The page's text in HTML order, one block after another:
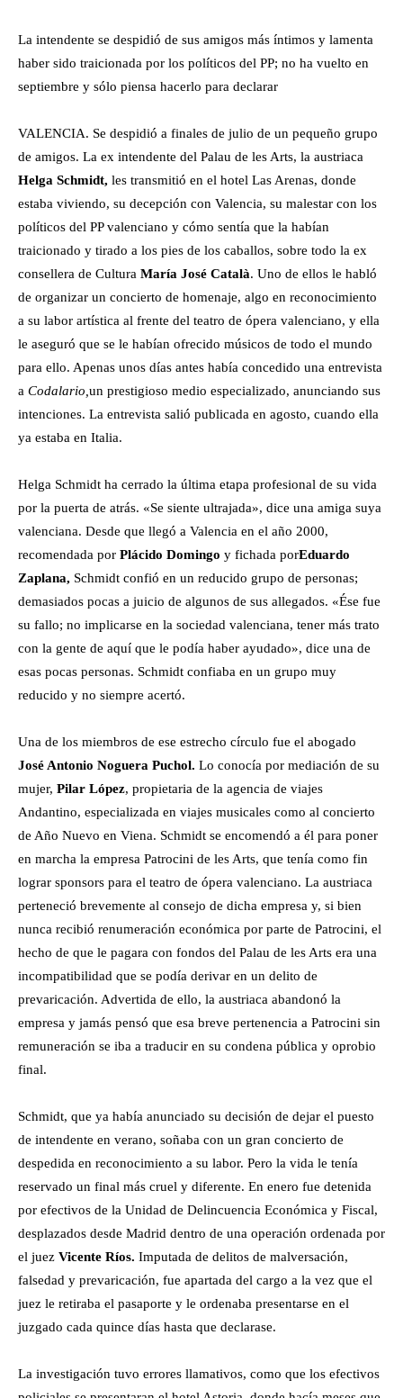
La intendente se despidió de sus amigos más íntimos y lamenta
haber sido traicionada por los políticos del PP; no ha vuelto en
septiembre y sólo piensa hacerlo para declarar
VALENCIA. Se despidió a finales de julio de un pequeño grupo
de amigos. La ex intendente del Palau de les Arts, la austriaca
Helga Schmidt, les transmitió en el hotel Las Arenas, donde
estaba viviendo, su decepción con Valencia, su malestar con los
políticos del PP valenciano y cómo sentía que la habían
traicionado y tirado a los pies de los caballos, sobre todo la ex
consellera de Cultura María José Català. Uno de ellos le habló
de organizar un concierto de homenaje, algo en reconocimiento
a su labor artística al frente del teatro de ópera valenciano, y ella
le aseguró que se le habían ofrecido músicos de todo el mundo
para ello. Apenas unos días antes había concedido una entrevista
a Codalario, un prestigioso medio especializado, anunciando sus
intenciones. La entrevista salió publicada en agosto, cuando ella
ya estaba en Italia.
Helga Schmidt ha cerrado la última etapa profesional de su vida
por la puerta de atrás. «Se siente ultrajada», dice una amiga suya
valenciana. Desde que llegó a Valencia en el año 2000,
recomendada por Plácido Domingo y fichada porEduardo
Zaplana, Schmidt confió en un reducido grupo de personas;
demasiados pocas a juicio de algunos de sus allegados. «Ése fue
su fallo; no implicarse en la sociedad valenciana, tener más trato
con la gente de aquí que le podía haber ayudado», dice una de
esas pocas personas. Schmidt confiaba en un grupo muy
reducido y no siempre acertó.
Una de los miembros de ese estrecho círculo fue el abogado
José Antonio Noguera Puchol. Lo conocía por mediación de su
mujer, Pilar López, propietaria de la agencia de viajes
Andantino, especializada en viajes musicales como al concierto
de Año Nuevo en Viena. Schmidt se encomendó a él para poner
en marcha la empresa Patrocini de les Arts, que tenía como fin
lograr sponsors para el teatro de ópera valenciano. La austriaca
perteneció brevemente al consejo de dicha empresa y, si bien
nunca recibió renumeración económica por parte de Patrocini, el
hecho de que le pagara con fondos del Palau de les Arts era una
incompatibilidad que se podía derivar en un delito de
prevaricación. Advertida de ello, la austriaca abandonó la
empresa y jamás pensó que esa breve pertenencia a Patrocini sin
remuneración se iba a traducir en su condena pública y oprobio
final.
Schmidt, que ya había anunciado su decisión de dejar el puesto
de intendente en verano, soñaba con un gran concierto de
despedida en reconocimiento a su labor. Pero la vida le tenía
reservado un final más cruel y diferente. En enero fue detenida
por efectivos de la Unidad de Delincuencia Económica y Fiscal,
desplazados desde Madrid dentro de una operación ordenada por
el juez Vicente Ríos. Imputada de delitos de malversación,
falsedad y prevaricación, fue apartada del cargo a la vez que el
juez le retiraba el pasaporte y le ordenaba presentarse en el
juzgado cada quince días hasta que declarase.
La investigación tuvo errores llamativos, como que los efectivos